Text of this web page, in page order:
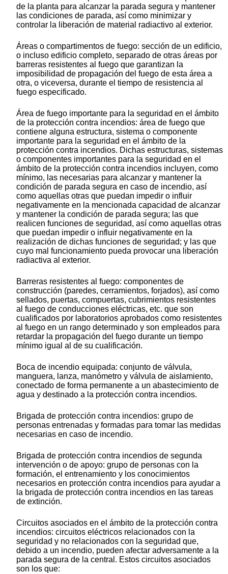
de la planta para alcanzar la parada segura y mantener
las condiciones de parada, así como minimizar y
controlar la liberación de material radiactivo al exterior.
Áreas o compartimentos de fuego: sección de un edificio,
o incluso edificio completo, separado de otras áreas por
barreras resistentes al fuego que garantizan la
imposibilidad de propagación del fuego de esta área a
otra, o viceversa, durante el tiempo de resistencia al
fuego especificado.
Área de fuego importante para la seguridad en el ámbito
de la protección contra incendios: área de fuego que
contiene alguna estructura, sistema o componente
importante para la seguridad en el ámbito de la
protección contra incendios. Dichas estructuras, sistemas
o componentes importantes para la seguridad en el
ámbito de la protección contra incendios incluyen, como
mínimo, las necesarias para alcanzar y mantener la
condición de parada segura en caso de incendio, así
como aquellas otras que puedan impedir o influir
negativamente en la mencionada capacidad de alcanzar
y mantener la condición de parada segura; las que
realicen funciones de seguridad, así como aquellas otras
que puedan impedir o influir negativamente en la
realización de dichas funciones de seguridad; y las que
cuyo mal funcionamiento pueda provocar una liberación
radiactiva al exterior.
Barreras resistentes al fuego: componentes de
construcción (paredes, cerramientos, forjados), así como
sellados, puertas, compuertas, cubrimientos resistentes
al fuego de conducciones eléctricas, etc. que son
cualificados por laboratorios aprobados como resistentes
al fuego en un rango determinado y son empleados para
retardar la propagación del fuego durante un tiempo
mínimo igual al de su cualificación.
Boca de incendio equipada: conjunto de válvula,
manguera, lanza, manómetro y válvula de aislamiento,
conectado de forma permanente a un abastecimiento de
agua y destinado a la protección contra incendios.
Brigada de protección contra incendios: grupo de
personas entrenadas y formadas para tomar las medidas
necesarias en caso de incendio.
Brigada de protección contra incendios de segunda
intervención o de apoyo: grupo de personas con la
formación, el entrenamiento y los conocimientos
necesarios en protección contra incendios para ayudar a
la brigada de protección contra incendios en las tareas
de extinción.
Circuitos asociados en el ámbito de la protección contra
incendios: circuitos eléctricos relacionados con la
seguridad y no relacionados con la seguridad que,
debido a un incendio, pueden afectar adversamente a la
parada segura de la central. Estos circuitos asociados
son los que: